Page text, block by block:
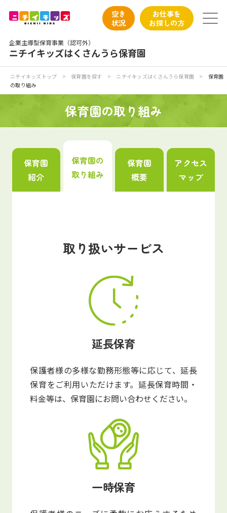
企業主導型保育事業（認可外）
ニチイキッズはくさんうら保育園
空き
状況
お仕事を
お探しの方
ニチイが大切にしていること
保育園見学
入園の概要
保育園に関するお問い合わせ
プライバシーポリシー サイトのご利用について
サイトマップ ニチイ学館オフィシャルサイト
ニチイキッズトップ > 保育園を探す > ニチイキッズはくさんうら保育園 >
保育園
の取り組み
保育園の取り組み
保育園
紹介
保育園の
取り組み
保育園
概要
アクセス
マップ
取り扱いサービス
延長保育
保護者様の多様な勤務形態等に応じて、延長
保育をご利用いただけます。延長保育時間・
料金等は、保育園にお問い合わせください。
一時保育